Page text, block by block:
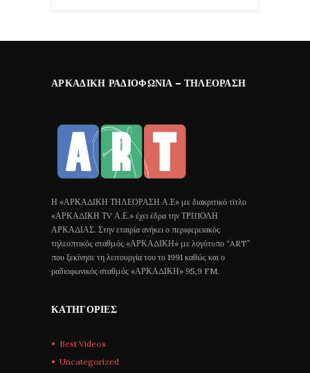
ΑΡΚΑΔΙΚΉ ΡΑΔΙΟΦΩΝΊΑ – ΤΗΛΕΌΡΑΣΗ
Η «ΑΡΚΑΔΙΚΗ ΤΗΛΕΟΡΑΣΗ Α.Ε» με διακριτικό τίτλο
«ΑΡΚΑΔΙΚΗ ΤV Α.Ε.» έχει έδρα την ΤΡΙΠΟΛΗ
ΑΡΚΑΔΙΑΣ. Στην εταιρία ανήκει ο περιφερειακός
τηλεοπτικός σταθμός «ΑΡΚΑΔΙΚΗ» με λογότυπο “ART”
που ξεκίνησε τη λειτουργία του το 1991 καθώς και ο
ραδιοφωνικός σταθμός «ΑΡΚΑΔΙΚΗ» 95,9 FM.
ΚΑΤΗΓΟΡΊΕΣ
Best Videos
Uncategorized